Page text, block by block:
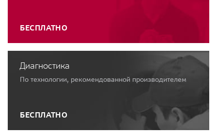
БЕСПЛАТНО
Диагностика
По технологии, рекомендованной производителем
БЕСПЛАТНО